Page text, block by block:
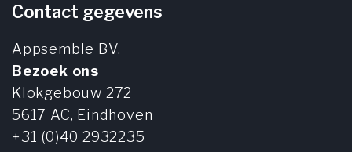
Contact gegevens
Appsemble BV.
Bezoek ons
Klokgebouw 272
5617 AC, Eindhoven
+31 (0)40 2932235